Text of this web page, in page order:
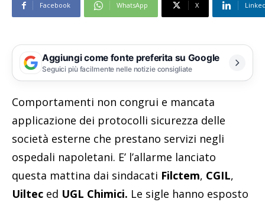
Facebook WhatsApp X
Aggiungi come fonte preferita su Google
Seguici più facilmente nelle notizie consigliate
Comportamenti non congrui e mancata
applicazione dei protocolli sicurezza delle
società esterne che prestano servizi negli
ospedali napoletani. E’ l’allarme lanciato
questa mattina dai sindacati Filctem, CGIL,
Uiltec ed UGL Chimici. Le sigle hanno esposto